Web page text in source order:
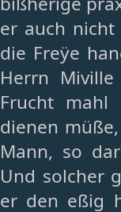
er auch nicht
die Freÿe
Herrn
Frucht mahl
dienen
Mann, so
Und solcher
er den eßig